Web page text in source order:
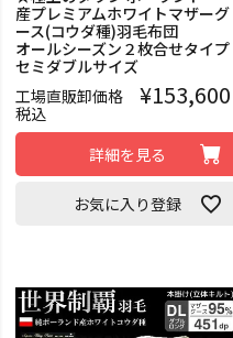
産プレミアムホワイトマザーグ
ース(コウダ種)羽毛布団
オールシーズン２枚合せタイプ
セミダブルサイズ
工場直販卸価格
¥153,600
税込
詳細を見る
お気に入り登録